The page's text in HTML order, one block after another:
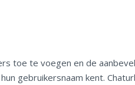
toe te voegen en de
gebruikersnaam kent.